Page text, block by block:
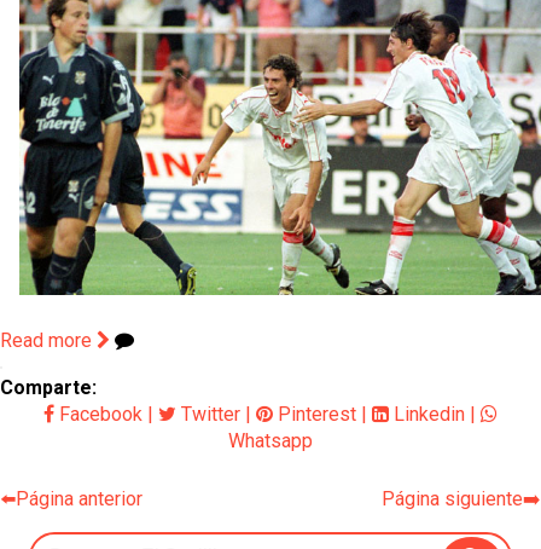
Read more
Comparte:
Facebook
Twitter Pinterest Linkedin
Whatsapp
⬅️Página anterior Página siguiente➡️